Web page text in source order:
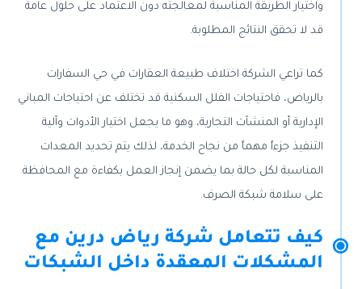
واختيار الطريقة المناسبة لمعالجته دون الاعتماد على حلول عامة
قد لا تحقق النتائج المطلوبة.
كما تراعي الشركة اختلاف طبيعة العقارات في حي السفارات
بالرياض، فاحتياجات الفلل السكنية قد تختلف عن احتياجات المباني
الإدارية أو المنشآت التجارية، وهو ما يجعل اختيار الأدوات وآلية
التنفيذ جزءاً مهماً من نجاح الخدمة، لذلك يتم تحديد المعدات
المناسبة لكل حالة بما يضمن إنجاز العمل بكفاءة مع المحافظة
على سلامة شبكة الصرف.
كيف تتعامل شركة رياض درين مع
المشكلات المعقدة داخل الشبكات